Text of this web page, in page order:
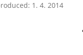
1. 4. 2014